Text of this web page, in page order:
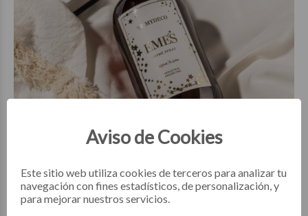
AROMATIZANTES
Aviso de Cookies
Este sitio web utiliza cookies de terceros para analizar tu
navegación con fines estadísticos, de personalización, y
para mejorar nuestros servicios.